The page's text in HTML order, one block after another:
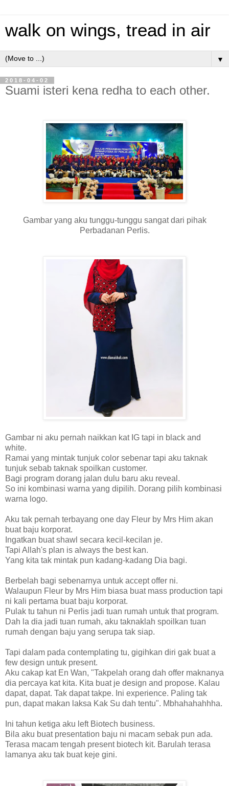
walk on wings, tread in air
▼
2018-04-02
Suami isteri kena redha to each other.
Gambar yang aku tunggu-tunggu sangat dari pihak
Perbadanan Perlis.
Gambar ni aku pernah naikkan kat IG tapi in black and
white.
Ramai yang mintak tunjuk color sebenar tapi aku taknak
tunjuk sebab taknak spoilkan customer.
Bagi program dorang jalan dulu baru aku reveal.
So ini kombinasi warna yang dipilih. Dorang pilih kombinasi
warna logo.
Aku tak pernah terbayang one day Fleur by Mrs Him akan
buat baju korporat.
Ingatkan buat shawl secara kecil-kecilan je.
Tapi Allah's plan is always the best kan.
Yang kita tak mintak pun kadang-kadang Dia bagi.
Berbelah bagi sebenarnya untuk accept offer ni.
Walaupun Fleur by Mrs Him biasa buat mass production tapi
ni kali pertama buat baju korporat.
Pulak tu tahun ni Perlis jadi tuan rumah untuk that program.
Dah la dia jadi tuan rumah, aku taknaklah spoilkan tuan
rumah dengan baju yang serupa tak siap.
Tapi dalam pada contemplating tu, gigihkan diri gak buat a
few design untuk present.
Aku cakap kat En Wan, "Takpelah orang dah offer maknanya
dia percaya kat kita. Kita buat je design and propose. Kalau
dapat, dapat. Tak dapat takpe. Ini experience. Paling tak
pun, dapat makan laksa Kak Su dah tentu". Mbhahahahhha.
Ini tahun ketiga aku left Biotech business.
Bila aku buat presentation baju ni macam sebak pun ada.
Terasa macam tengah present biotech kit. Barulah terasa
lamanya aku tak buat keje gini.